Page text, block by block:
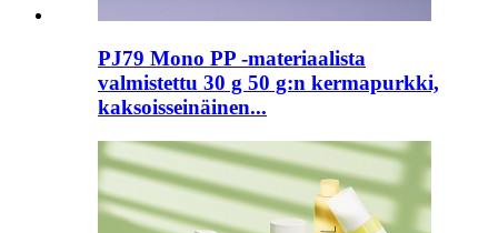
PJ79 Mono PP -materiaalista
valmistettu 30 g 50 g:n kermapurkki,
kaksoisseinäinen...